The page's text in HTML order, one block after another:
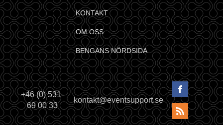
KONTAKT
OM OSS
BENGANS NÖRDSIDA
+46 (0) 531-
69 00 33
kontakt@eventsupport.se